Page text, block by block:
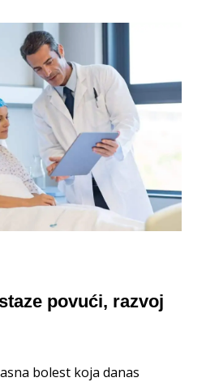
povući, razvoj
bolest koja danas